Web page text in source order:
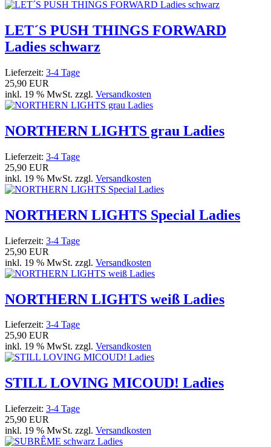
LET´S PUSH THINGS FORWARD
Ladies schwarz
Lieferzeit: 3-4 Tage
25,90 EUR
inkl. 19 % MwSt. zzgl. Versandkosten
NORTHERN LIGHTS grau Ladies
Lieferzeit: 3-4 Tage
25,90 EUR
inkl. 19 % MwSt. zzgl. Versandkosten
NORTHERN LIGHTS Special Ladies
Lieferzeit: 3-4 Tage
25,90 EUR
inkl. 19 % MwSt. zzgl. Versandkosten
NORTHERN LIGHTS weiß Ladies
Lieferzeit: 3-4 Tage
25,90 EUR
inkl. 19 % MwSt. zzgl. Versandkosten
STILL LOVING MICOUD! Ladies
Lieferzeit: 3-4 Tage
25,90 EUR
inkl. 19 % MwSt. zzgl. Versandkosten